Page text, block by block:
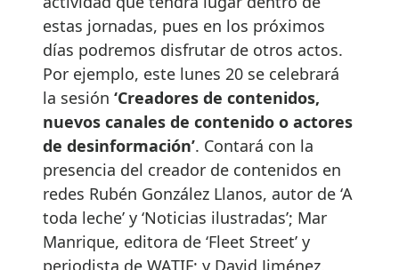
estas jornadas, pues en los próximos
días podremos disfrutar de otros actos.
Por ejemplo, este lunes 20 se celebrará
la sesión ‘Creadores de contenidos,
nuevos canales de contenido o actores
de desinformación’. Contará con la
presencia del creador de contenidos en
redes Rubén González Llanos, autor de ‘A
toda leche’ y ‘Noticias ilustradas’; Mar
Manrique, editora de ‘Fleet Street’ y